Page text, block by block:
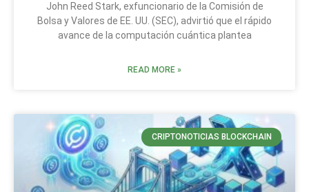
John Reed Stark, exfuncionario de la Comisión de
Bolsa y Valores de EE. UU. (SEC), advirtió que el rápido
avance de la computación cuántica plantea
READ MORE »
CRIPTONOTICIAS BLOCKCHAIN